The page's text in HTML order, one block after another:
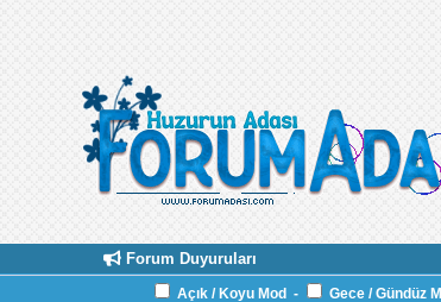
Forum Duyuruları
Açık / Koyu Mod - Gece / Gündüz